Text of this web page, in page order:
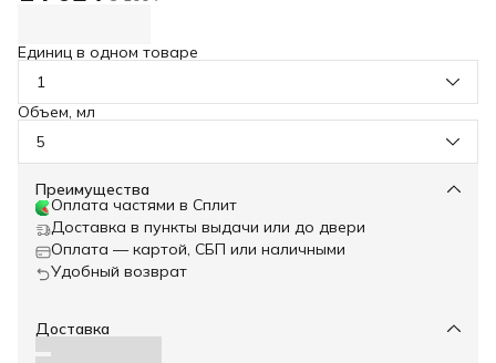
Единиц в одном товаре
1
Объем, мл
5
Преимущества
Оплата частями в Сплит
Доставка в пункты выдачи или до двери
Оплата — картой, СБП или наличными
Удобный возврат
Доставка